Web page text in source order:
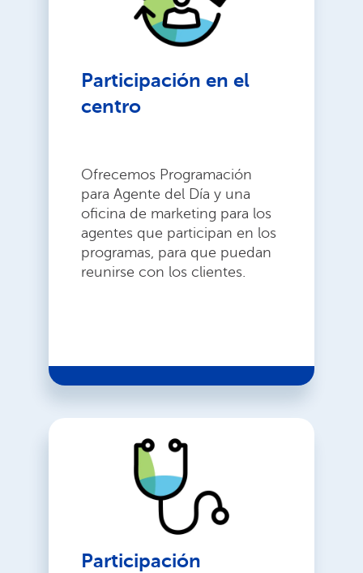
Participación en el
centro
Ofrecemos Programación
para Agente del Día y una
oficina de marketing para los
agentes que participan en los
programas, para que puedan
reunirse con los clientes.
Participación